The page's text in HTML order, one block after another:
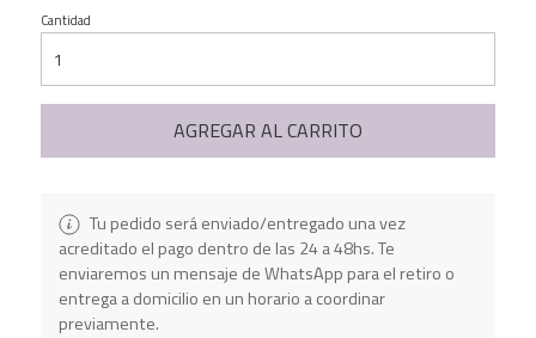
Cantidad
AGREGAR AL CARRITO
Tu pedido será enviado/entregado una vez
acreditado el pago dentro de las 24 a 48hs. Te
enviaremos un mensaje de WhatsApp para el retiro o
entrega a domicilio en un horario a coordinar
previamente.